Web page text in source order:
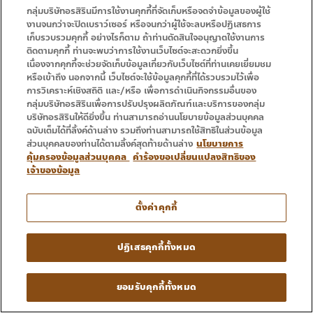
ORN สวนกระแส ทั้งปีโต 20% ตุน Backlog 4,261
ลบ. โกยรายได้ธุรกิจย่อย
อ่านเพิ่มเติม »
กลุ่มบริษัทอรสิรินมีการใช้งานคุกกี้ที่จัดเก็บหรือจดจำข้อมูลของผู้ใช้
งานจนกว่าจะปิดเบราว์เซอร์ หรือจนกว่าผู้ใช้จะลบหรือปฏิเสธการ
เก็บรวบรวมคุกกี้ อย่างไรก็ตาม ถ้าท่านตัดสินใจอนุญาตใช้งานการ
ติดตามคุกกี้ ท่านจะพบว่าการใช้งานเว็บไซต์จะสะดวกยิ่งขึ้น
เนื่องจากคุกกี้จะช่วยจัดเก็บข้อมูลเกี่ยวกับเว็บไซต์ที่ท่านเคยเยี่ยมชม
หรือเข้าถึง นอกจากนี้ เว็บไซต์จะใช้ข้อมูลคุกกี้ที่ได้รวบรวมไว้เพื่อ
การวิเคราะห์เชิงสถิติ และ/หรือ เพื่อการดำเนินกิจกรรมอื่นของ
กลุ่มบริษัทอรสิรินเพื่อการปรับปรุงผลิตภัณฑ์และบริการของกลุ่ม
บริษัทอรสิรินให้ดียิ่งขึ้น ท่านสามารถอ่านนโยบายข้อมูลส่วนบุคคล
ฉบับเต็มได้ที่ลิ้งค์ด้านล่าง รวมถึงท่านสามารถใช้สิทธิในส่วนข้อมูล
ส่วนบุคคลของท่านได้ตามลิ้งค์สุดท้ายด้านล่าง นโยบายการ
คุ้มครองข้อมูลส่วนบุคคล คำร้องขอเปลี่ยนแปลงสิทธิของ
เจ้าของข้อมูล
ตั้งค่าคุกกี้
ปฏิเสธคุกกี้ทั้งหมด
ยอมรับคุกกี้ทั้งหมด